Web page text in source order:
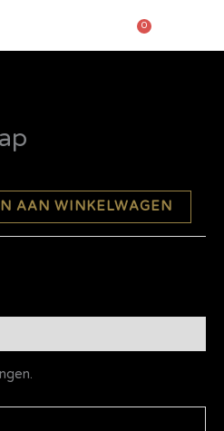
0
AAN WINKELWAGEN